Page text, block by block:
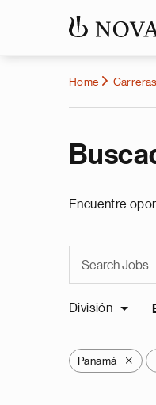
Home Carreras
Encuentre
División
Panamá X